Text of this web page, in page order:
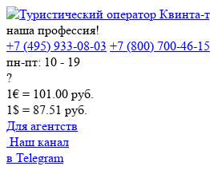
наша профессия!
+7 (495) 933-08-03 +7 (800) 700-46-15
пн-пт: 10 - 19
?
1€ = 101.00 руб.
1$ = 87.51 руб.
Для агентств
Наш канал
в Telegram